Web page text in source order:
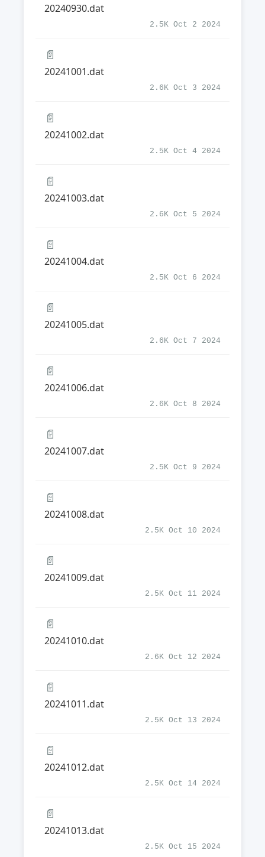
20240930.dat
2.5K Oct 2 2024
📄
20241001.dat
2.6K Oct 3 2024
📄
20241002.dat
2.5K Oct 4 2024
📄
20241003.dat
2.6K Oct 5 2024
📄
20241004.dat
2.5K Oct 6 2024
📄
20241005.dat
2.6K Oct 7 2024
📄
20241006.dat
2.6K Oct 8 2024
📄
20241007.dat
2.5K Oct 9 2024
📄
20241008.dat
2.5K Oct 10 2024
📄
20241009.dat
2.5K Oct 11 2024
📄
20241010.dat
2.6K Oct 12 2024
📄
20241011.dat
2.5K Oct 13 2024
📄
20241012.dat
2.5K Oct 14 2024
📄
20241013.dat
2.5K Oct 15 2024